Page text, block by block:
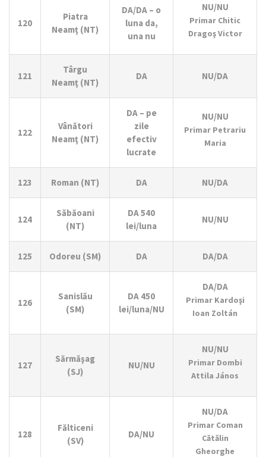
120
Piatra
Neamţ (NT)
DA/DA – o
luna da,
una nu
NU/NU
Primar Chitic
Dragoş Victor
121
Târgu
Neamţ (NT)
DA NU/DA
122
Vânători
Neamţ (NT)
DA – pe
zile
efectiv
lucrate
NU/NU
Primar Petrariu
Maria
123 Roman (NT) DA NU/DA
124
Săbăoani
(NT)
DA 540
lei/luna
NU/NU
125 Odoreu (SM) DA DA/DA
126
Sanislău
(SM)
DA 450
lei/luna/NU
DA/DA
Primar Kardoşi
Ioan Zoltán
127
Sărmăşag
(SJ)
NU/NU
NU/NU
Primar Dombi
Attila János
128
Fălticeni
(SV)
DA/NU
NU/DA
Primar Coman
Cătălin
Gheorghe